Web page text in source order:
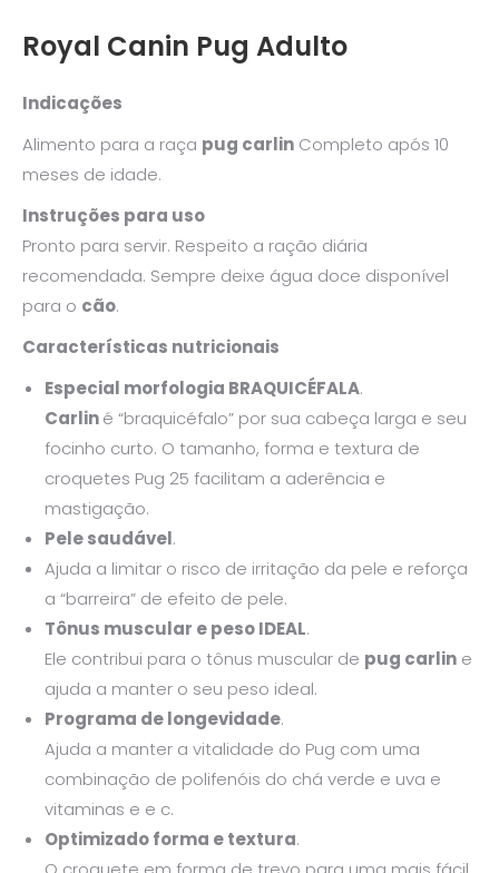
Royal Canin Pug Adulto
Indicações
Alimento para a raça pug carlin Completo após 10
meses de idade.
Instruções para uso
Pronto para servir. Respeito a ração diária
recomendada. Sempre deixe água doce disponível
para o cão.
Características nutricionais
Especial morfologia BRAQUICÉFALA.
Carliné “braquicéfalo” por sua cabeça larga e seu
focinho curto. O tamanho, forma e textura de
croquetes Pug 25 facilitam a aderência e
mastigação.
Pele saudável.
Ajuda a limitar o risco de irritação da pele e reforça
a “barreira” de efeito de pele.
Tônus muscular e peso IDEAL.
Ele contribui para o tônus muscular de pug carlin e
ajuda a manter o seu peso ideal.
Programa de longevidade.
Ajuda a manter a vitalidade do Pug com uma
combinação de polifenóis do chá verde e uva e
vitaminas e e c.
Optimizado forma e textura.